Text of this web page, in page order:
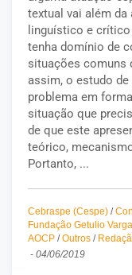
textual vai além
linguístico e
tenha domínio de
situações comuns
assim, o estudo
problema em
situação que
de que este
teórico,
Portanto, ...
Cebraspe (Cespe) /
Fundação Getulio
AOCP /Outros /
- 04/06/2019